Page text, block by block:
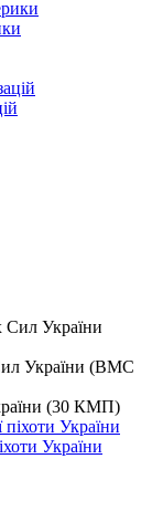
України (ВМС
(30 КМП)
України